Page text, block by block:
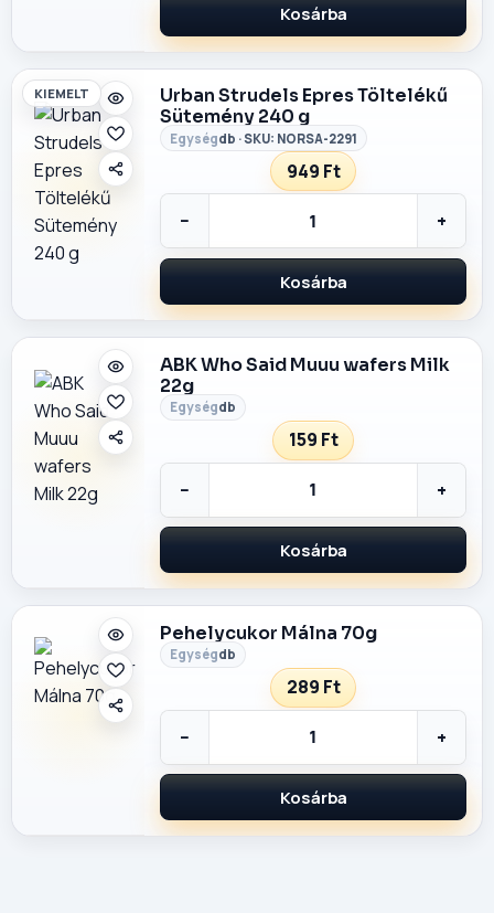
Kosárba
KIEMELT
Urban Strudels Epres Töltelékű
Sütemény 240 g
db · SKU: NORSA-2291
949 Ft
− +
Kosárba
ABK Who Said Muuu wafers Milk
22g
db
159 Ft
− +
Kosárba
Pehelycukor Málna 70g
db
289 Ft
− +
Kosárba